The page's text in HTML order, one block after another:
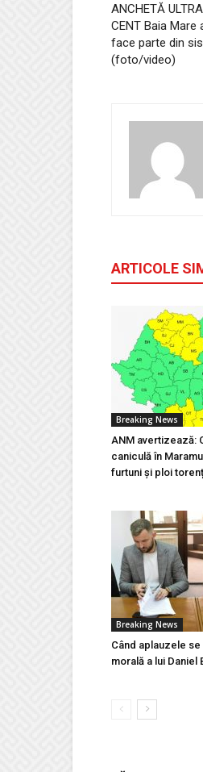
ANCHETĂ
CENT Baia
face parte din
(foto/video)
ARTICOLE
Breaking News
ANM avertizează:
caniculă în
furtuni și ploi
Breaking News
Când aplauzele
morală a lui Daniel